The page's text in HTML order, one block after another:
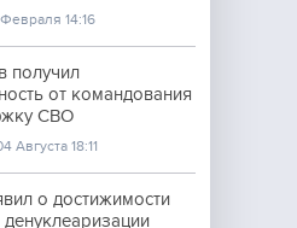
14:16
получил
от командования
СВО
Августа 18:11
о достижимости
денуклеаризации